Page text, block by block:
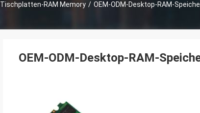
Tischplatten-RAM Memory / OEM-ODM-Desktop-RAM-
OEM-ODM-Desktop-RAM-